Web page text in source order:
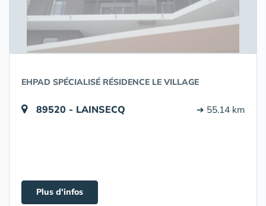
EHPAD SPÉCIALISÉ RÉSIDENCE LE VILLAGE
89520 - LAINSECQ ➔ 55.14 km
Plus d'infos